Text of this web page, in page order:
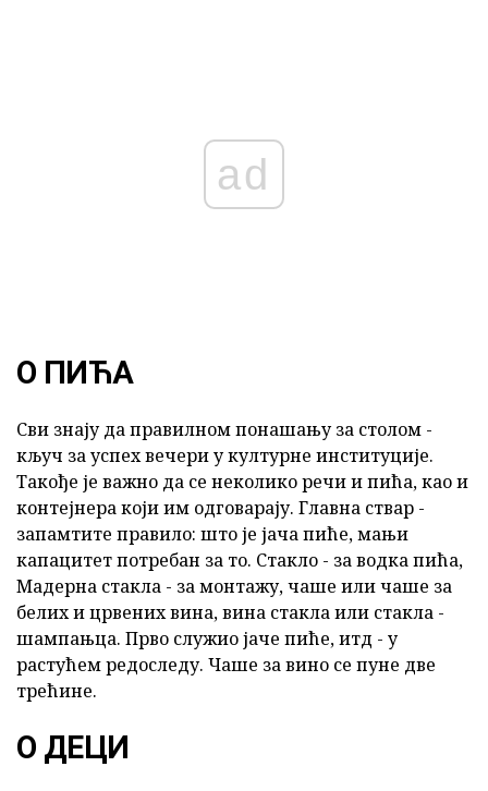
ad
О ПИЋА
Сви знају да правилном понашању за столом -
кључ за успех вечери у културне институције.
Такође је важно да се неколико речи и пића, као и
контејнера који им одговарају. Главна ствар -
запамтите правило: што је јача пиће, мањи
капацитет потребан за то. Стакло - за водка пића,
Мадерна стакла - за монтажу, чаше или чаше за
белих и црвених вина, вина стакла или стакла -
шампањца. Прво служио јаче пиће, итд - у
растућем редоследу. Чаше за вино се пуне две
трећине.
О ДЕЦИ